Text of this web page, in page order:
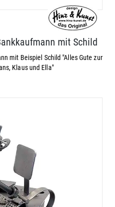
mit Schild
mit Beispiel Schild "Alles Gute zur
Klaus und Ella"